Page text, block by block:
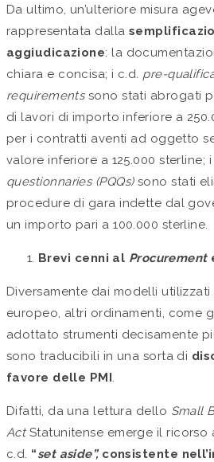
Da ultimo, un’ulteriore misura
rappresentata dalla
aggiudicazione: la
chiara e concisa; i c.d. pre-
requirementssono stati abrogati
di lavori di importo inferiore a
per i contratti aventi ad oggetto
valore inferiore a 125.000 sterline; i
questionnaries (PQQs)sono stati
procedure di gara indette dal
un importo pari a 100.000 sterline.
Brevi cenni al Procurement
Diversamente dai modelli
europeo, altri ordinamenti, come
adottato strumenti decisamente
sono traducibili in una sorta di
favore delle PMI.
Difatti, da una lettura dello Small
ActStatunitense emerge il ricorso
c.d. “set aside”, consistente